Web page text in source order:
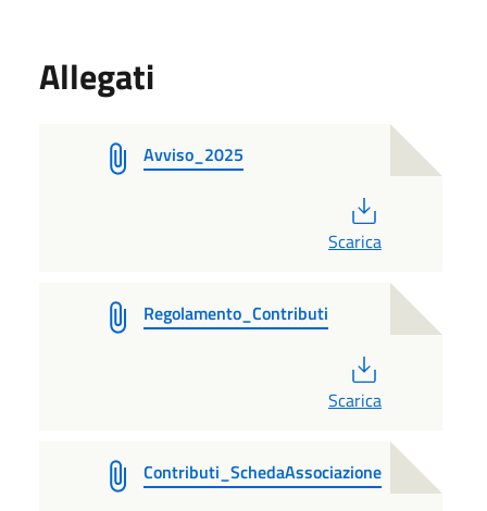
Allegati
Avviso_2025
Scarica
Regolamento_Contributi
Scarica
Contributi_SchedaAssociazione